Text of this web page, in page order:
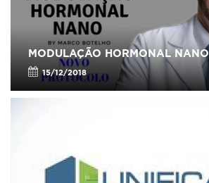
MODULAÇÃO HORMONAL NANO
15/12/2018